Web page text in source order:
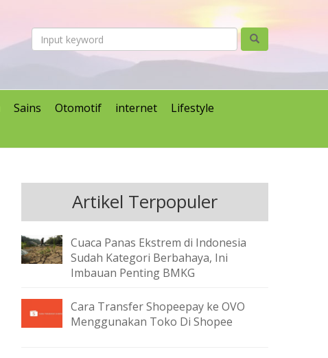
Sains Otomotif internet
Lifestyle
Artikel Terpopuler
Cuaca Panas Ekstrem di Indonesia
Sudah Kategori Berbahaya, Ini
Imbauan Penting BMKG
Cara Transfer Shopeepay ke OVO
Menggunakan Toko Di Shopee